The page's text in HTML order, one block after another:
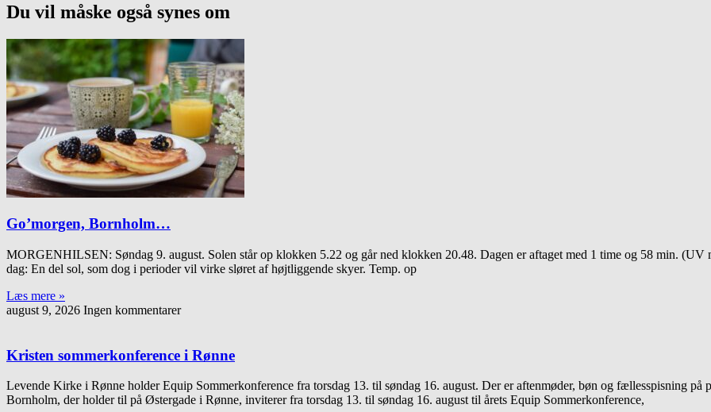
Du vil måske også synes om
Go’morgen, Bornholm…
MORGENHILSEN: Søndag 9. august. Solen står op klokken 5.22 og går ned klokken 20.48. Dagen er aftaget med 1 time og 58 min.
dag: En del sol, som dog i perioder vil virke sløret af højtliggende skyer. Temp. op
Læs mere »
august 9, 2026 Ingen kommentarer
Kristen sommerkonference i Rønne
Levende Kirke i Rønne holder Equip Sommerkonference fra torsdag 13. til søndag 16. august. Der er aftenmøder, bøn og fællesspisning
Bornholm, der holder til på Østergade i Rønne, inviterer fra torsdag 13. til søndag 16. august til årets Equip Sommerkonference,